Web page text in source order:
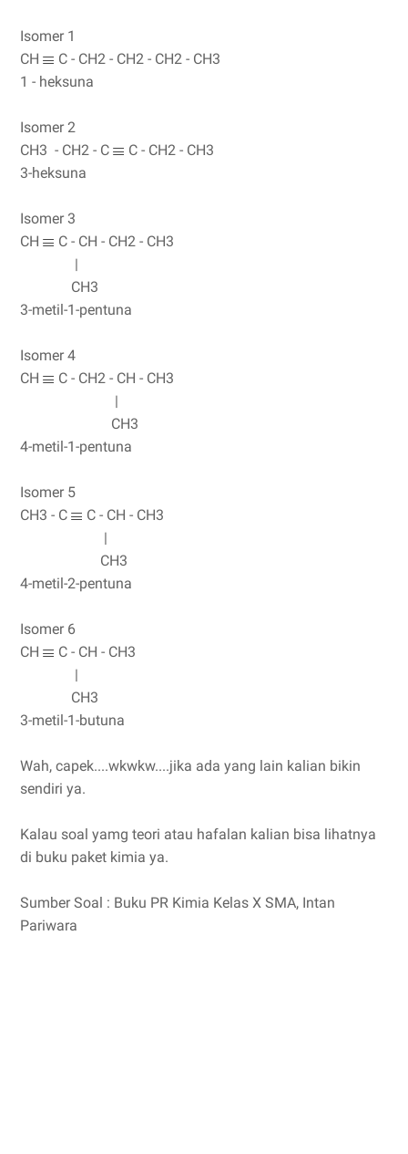
Isomer 1
CH
C - CH2 - CH2 - CH2 - CH3
1 - heksuna
Isomer 2
CH3 - CH2 - C
C - CH2 - CH3
3-heksuna
Isomer 3
CH
C - CH - CH2 - CH3
|
CH3
3-metil-1-pentuna
Isomer 4
CH
C - CH2 - CH - CH3
|
CH3
4-metil-1-pentuna
Isomer 5
CH3 - C
C - CH - CH3
|
CH3
4-metil-2-pentuna
Isomer 6
CH
C - CH - CH3
|
CH3
3-metil-1-butuna
Wah, capek....wkwkw....jika ada yang lain kalian bikin
sendiri ya.
Kalau soal yamg teori atau hafalan kalian bisa lihatnya
di buku paket kimia ya.
Sumber Soal : Buku PR Kimia Kelas X SMA, Intan
Pariwara